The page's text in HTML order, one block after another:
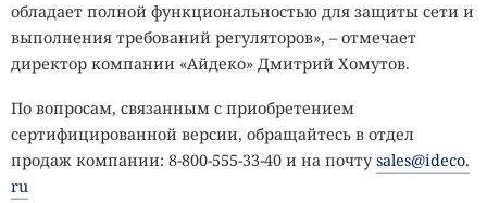
обладает полной функциональностью для защиты сети и
выполнения требований регуляторов», – отмечает
директор компании «Айдеко» Дмитрий Хомутов.
По вопросам, связанным с приобретением
сертифицированной версии, обращайтесь в отдел
продаж компании: 8-800-555-33-40 и на почтуsales@ideco.
ru